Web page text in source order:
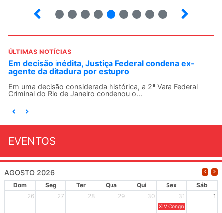
ÚLTIMAS NOTÍCIAS
Em decisão inédita, Justiça Federal condena ex-
agente da ditadura por estupro
Em uma decisão considerada histórica, a 2ª Vara Federal
Criminal do Rio de Janeiro condenou o...
EVENTOS
AGOSTO 2026
Dom Seg Ter Qua Qui Sex
Sáb
26
27 28 29 30 31 1
XIV Congresso Brasileiro